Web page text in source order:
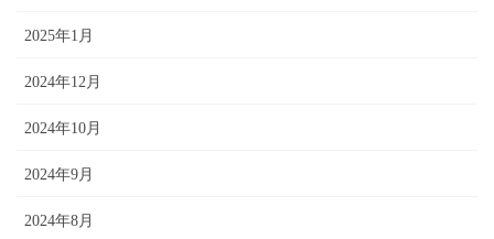
2025年1月
2024年12月
2024年10月
2024年9月
2024年8月